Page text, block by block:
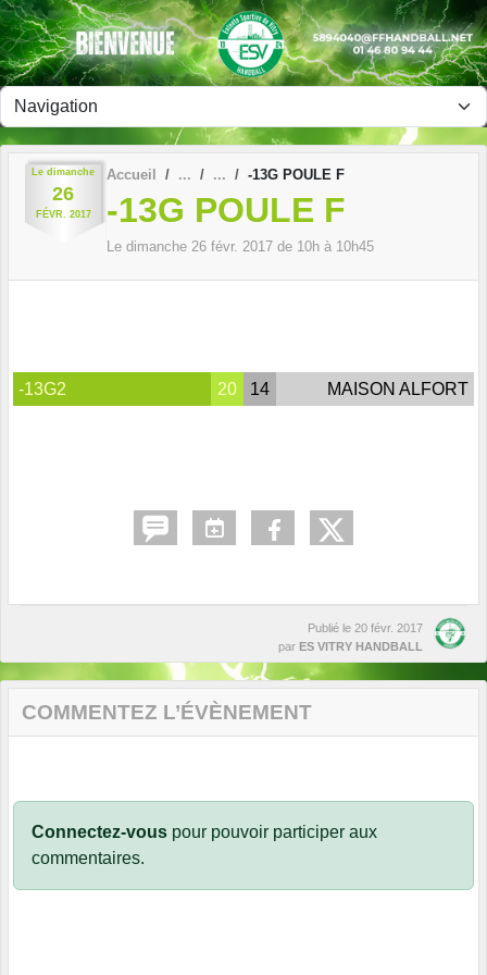
Le dimanche
26
FÉVR. 2017
Accueil -13G POULE F
-13G POULE F
Le dimanche 26 févr. 2017 de 10h à 10h45
-13G2 20 14 MAISON ALFORT
Publié le 20 févr. 2017
par ES VITRY HANDBALL
COMMENTEZ L’ÉVÈNEMENT
Connectez-vous pour pouvoir participer aux
commentaires.
Panneau de gestion des cookies